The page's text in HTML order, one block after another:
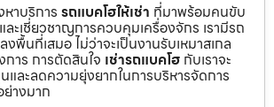
าบริการ รถแบคโฮให้เช่า ที่มาพร้อมคนขับ
ะเชี่ยวชาญการควบคุมเครื่องจักร เรามีรถ
พื้นที่เสมอ ไม่ว่าจะเป็นงานรับเหมาสเกล
การ การตัดสินใจ เช่ารถแบคโฮ กับเราจะ
ละลดความยุ่งยากในการบริหารจัดการ
ย่างมาก